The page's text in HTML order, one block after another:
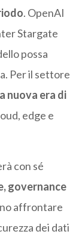
. OpenAI
Stargate
possa
Per il settore
nuova era di
edge e
con sé
governance
affrontare
dei dati